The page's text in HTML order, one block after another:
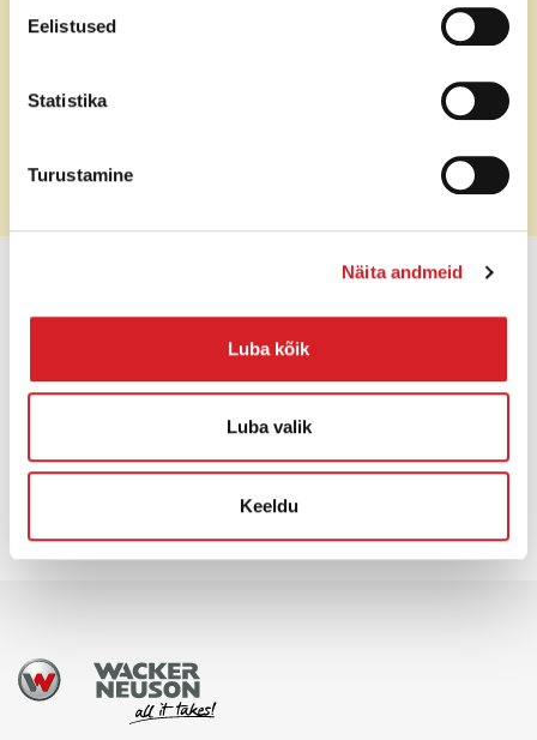
Eelistused
Statistika
Turustamine
Näita andmeid
Luba kõik
Luba valik
Keeldu
Vibrācijas frekvence
Informācija par produktu BPU 3050A